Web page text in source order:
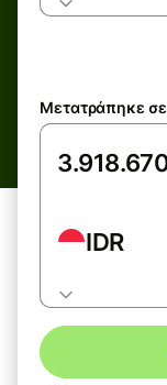
Μετατράπηκε σε
IDR